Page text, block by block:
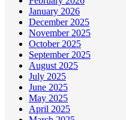
January 2026
December 2025
November 2025
October 2025
September 2025
August 2025
July 2025
June 2025
May 2025
April 2025